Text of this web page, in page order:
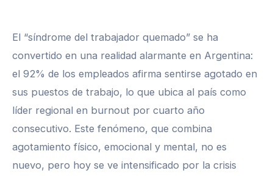
El “síndrome del trabajador quemado” se ha
convertido en una realidad alarmante en Argentina:
el 92% de los empleados afirma sentirse agotado en
sus puestos de trabajo, lo que ubica al país como
líder regional en burnout por cuarto año
consecutivo. Este fenómeno, que combina
agotamiento físico, emocional y mental, no es
nuevo, pero hoy se ve intensificado por la crisis